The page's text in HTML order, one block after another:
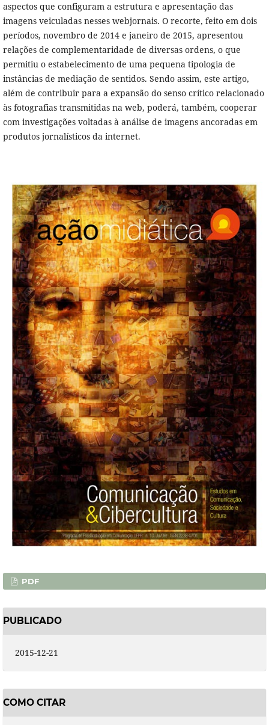
aspectos que configuram a estrutura e apresentação das
imagens veiculadas nesses webjornais. O recorte, feito em dois
períodos, novembro de 2014 e janeiro de 2015, apresentou
relações de complementaridade de diversas ordens, o que
permitiu o estabelecimento de uma pequena tipologia de
instâncias de mediação de sentidos. Sendo assim, este artigo,
além de contribuir para a expansão do senso crítico relacionado
às fotografias transmitidas na web, poderá, também, cooperar
com investigações voltadas à análise de imagens ancoradas em
produtos jornalísticos da internet.
PDF
PUBLICADO
2015-12-21
COMO CITAR